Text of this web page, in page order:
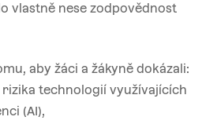
vlastně nese zodpovědnost
aby žáci a žákyně dokázali:
technologií využívajících
(AI),